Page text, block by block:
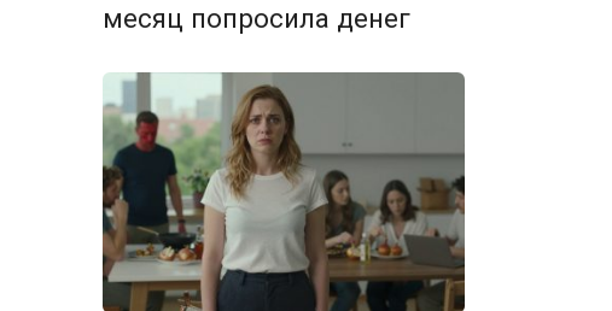
месяц попросила денег